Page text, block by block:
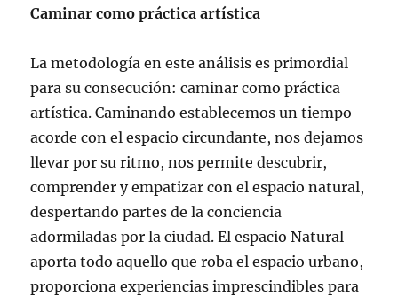
Caminar como práctica artística
La metodología en este análisis es primordial
para su consecución: caminar como práctica
artística. Caminando establecemos un tiempo
acorde con el espacio circundante, nos dejamos
llevar por su ritmo, nos permite descubrir,
comprender y empatizar con el espacio natural,
despertando partes de la conciencia
adormiladas por la ciudad. El espacio Natural
aporta todo aquello que roba el espacio urbano,
proporciona experiencias imprescindibles para